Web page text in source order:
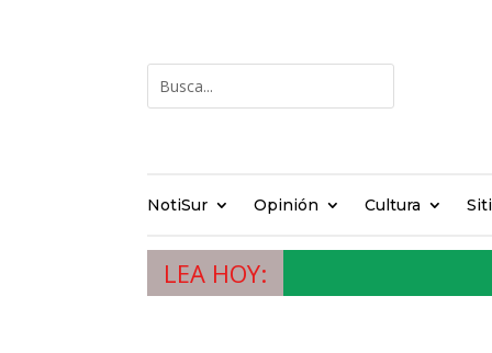
NotiSur Opinión Cultura
LEA HOY: